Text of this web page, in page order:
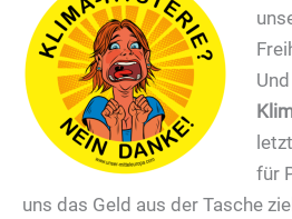
für
uns das Geld aus der Tasche